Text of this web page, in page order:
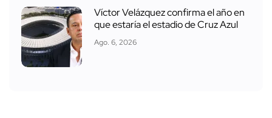
Víctor Velázquez confirma el año en
que estaría el estadio de Cruz Azul
Ago. 6, 2026